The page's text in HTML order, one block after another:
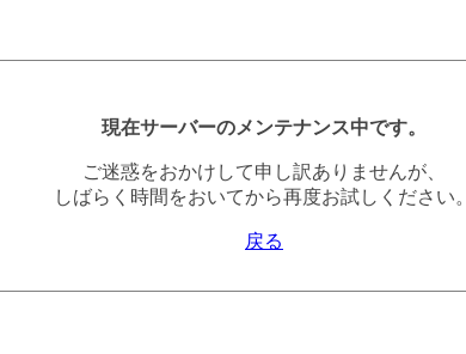
現在サーバーのメンテナンス中です。
ご迷惑をおかけして申し訳ありませんが、
しばらく時間をおいてから再度お試しください。
戻る